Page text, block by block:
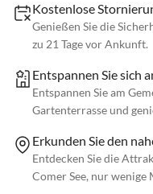
Kostenlose
Genießen Sie die
zu 21 Tage vor Ankunft.
Entspannen Sie sich
Entspannen Sie am
Gartenterrasse und
Erkunden Sie den
Entdecken Sie die
Comer See, nur